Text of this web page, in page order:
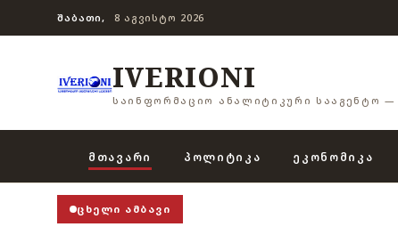
ᲨᲐᲑᲐᲗᲘ, 8 ᲐᲒᲕᲘᲡᲢᲝ 2026
IVERIONI
ᲡᲐᲘᲜᲤᲝᲠᲛᲐᲪᲘᲝ ᲐᲜᲐᲚᲘᲢᲘᲙᲣᲠᲘ ᲡᲐᲐᲒᲔᲜᲢᲝ —
ᲛᲗᲐᲕᲐᲠᲘ ᲞᲝᲚᲘᲢᲘᲙᲐ ᲔᲙᲝᲜᲝᲛᲘᲙᲐ
ᲪᲮᲔᲚᲘ ᲐᲛᲑᲐᲕᲘ